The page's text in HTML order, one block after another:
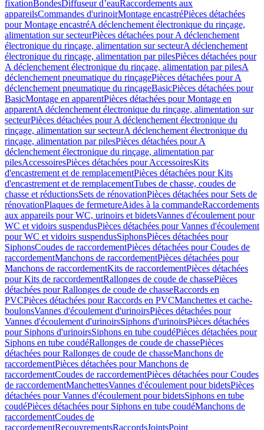
fixationBondesDiffuseur d’eauRaccordements aux
appareilsCommandes d'urinoirMontage encastréPièces détachées
pour Montage encastréA déclenchement électronique du rinçage,
alimentation sur secteurPièces détachées pour A déclenchement
électronique du rinçage, alimentation sur secteurA déclenchement
électronique du rinçage, alimentation par pilesPièces détachées pour
A déclenchement électronique du rinçage, alimentation par pilesA
déclenchement pneumatique du rinçagePièces détachées pour A
déclenchement pneumatique du rinçageBasicPièces détachées pour
BasicMontage en apparentPièces détachées pour Montage en
apparentA déclenchement électronique du rinçage, alimentation sur
secteurPièces détachées pour A déclenchement électronique du
rinçage, alimentation sur secteurA déclenchement électronique du
rinçage, alimentation par pilesPièces détachées pour A
déclenchement électronique du rinçage, alimentation par
pilesAccessoiresPièces détachées pour AccessoiresKits
d'encastrement et de remplacementPièces détachées pour Kits
d'encastrement et de remplacementTubes de chasse, coudes de
chasse et réductionsSets de rénovationPièces détachées pour Sets de
rénovationPlaques de fermetureAides à la commandeRaccordements
aux appareils pour WC, urinoirs et bidetsVannes d'écoulement pour
WC et vidoirs suspendusPièces détachées pour Vannes d'écoulement
pour WC et vidoirs suspendusSiphonsPièces détachées pour
SiphonsCoudes de raccordementPièces détachées pour Coudes de
raccordementManchons de raccordementPièces détachées pour
Manchons de raccordementKits de raccordementPièces détachées
pour Kits de raccordementRallonges de coude de chassePièces
détachées pour Rallonges de coude de chasseRaccords en
PVCPièces détachées pour Raccords en PVCManchettes et cache-
boulonsVannes d'écoulement d'urinoirsPièces détachées pour
Vannes d'écoulement d'urinoirsSiphons d'urinoirsPièces détachées
pour Siphons d'urinoirsSiphons en tube coudéPièces détachées pour
Siphons en tube coudéRallonges de coude de chassePièces
détachées pour Rallonges de coude de chasseManchons de
raccordementPièces détachées pour Manchons de
raccordementCoudes de raccordementPièces détachées pour Coudes
de raccordementManchettesVannes d'écoulement pour bidetsPièces
détachées pour Vannes d'écoulement pour bidetsSiphons en tube
coudéPièces détachées pour Siphons en tube coudéManchons de
raccordementCoudes de
raccordementRecouvrementsRaccordsJointsPoint